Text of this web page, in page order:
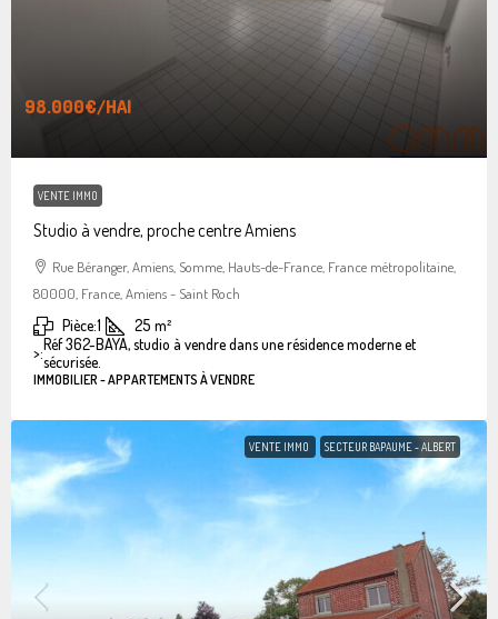
98.000€/HAI
VENTE IMMO
Studio à vendre, proche centre Amiens
Rue Béranger, Amiens, Somme, Hauts-de-France, France métropolitaine,
80000, France, Amiens - Saint Roch
Pièce:1 25 m²
>:Réf 362-BAYA, studio à vendre dans une résidence moderne et
sécurisée.
IMMOBILIER - APPARTEMENTS À VENDRE
VENTE IMMO SECTEUR BAPAUME - ALBERT